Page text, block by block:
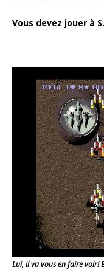
Vous devez jouer à
Lui, il va vous en faire voir!